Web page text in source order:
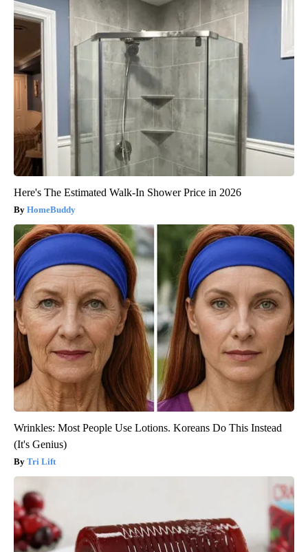
Here's The Estimated Walk-In Shower Price in 2026
HomeBuddy
Wrinkles: Most People Use Lotions. Koreans Do This Instead
(It's Genius)
Tri Lift